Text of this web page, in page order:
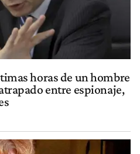
horas de un hombre
entre espionaje,